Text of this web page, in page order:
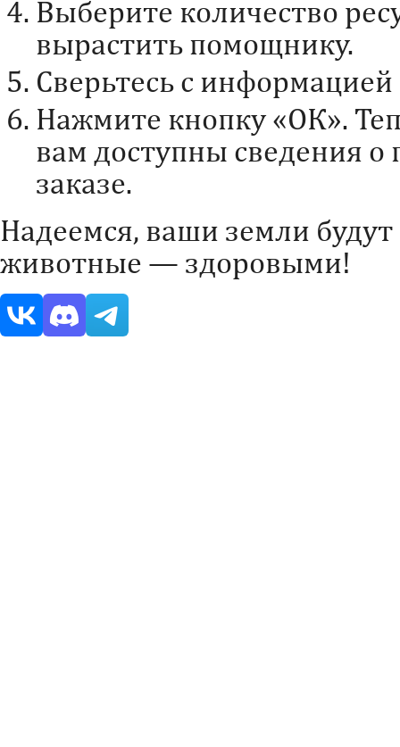
Выберите количество
вырастить помощнику.
Сверьтесь с информацией
Нажмите кнопку «ОК».
вам доступны сведения о
заказе.
Надеемся, ваши земли
животные — здоровыми!